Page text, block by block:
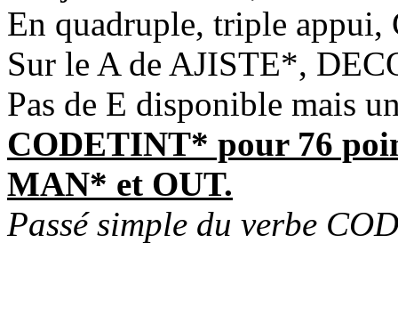
En quadruple, triple
Sur le A de AJISTE*,
Pas de E disponible mais
CODETINT* pour 76
MAN* et OUT.
Passé simple du verbe